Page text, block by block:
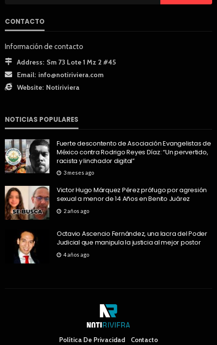
CONTACTO
Información de contacto
Address: Sm 73 Lote 1 Mz 2 #45
Email: info@notiriviera.com
Website: Notiriviera
NOTICIAS POPULARES
Fuerte descontento de Asociación Evangelistas de
México contra Rodrigo Reyes Díaz: “Un pervertido,
racista y linchador digital”
3 meses ago
Victor Hugo Márquez Pérez prófugo por agresión
sexual a menor de 14 Años en Benito Juárez
2 años ago
Octavio Ascencio Fernández, una lacra del Poder
Judicial que manipula la justicia al mejor postor
4 años ago
Política De Privacidad Contacto